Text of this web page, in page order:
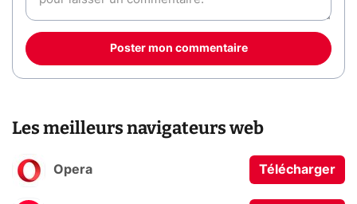
Poster mon commentaire
Les meilleurs navigateurs web
Opera Télécharger